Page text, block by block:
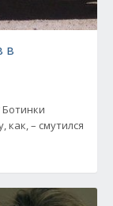
в
как, – смутился